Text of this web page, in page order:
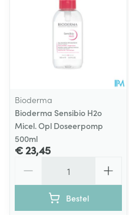
Bioderma
Bioderma Sensibio H2o
Micel. Opl Doseerpomp
500ml
€ 23,45
Bestel